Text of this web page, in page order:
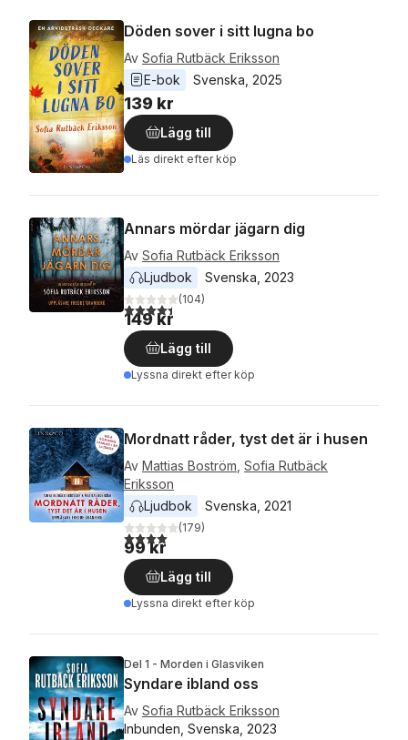
Döden sover i sitt lugna bo
Av Sofia Rutbäck Eriksson
E-bok
Svenska 2025
139 kr
Lägg till
Läs direkt efter köp
Annars mördar jägarn dig
Av Sofia Rutbäck Eriksson
Ljudbok
Svenska 2023
4,4utav 5 stjärnor. Totalt antal röster:
(104)
149 kr
Lägg till
Lyssna direkt efter köp
Mordnatt råder, tyst det är i husen
Av Mattias Boström Sofia Rutbäck
Eriksson
Ljudbok
Svenska 2021
4,0utav 5 stjärnor. Totalt antal röster:
(179)
99 kr
Lägg till
Lyssna direkt efter köp
Del 1 - Morden i Glasviken
Syndare ibland oss
Av Sofia Rutbäck Eriksson
Inbunden, Svenska, 2023